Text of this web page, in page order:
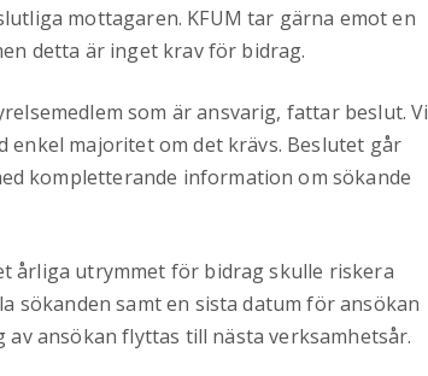
mottagaren. KFUM tar gärna emot en
detta är inget krav för bidrag.
som är ansvarig, fattar beslut. Vi
majoritet om det krävs. Beslutet går
kompletterande information om sökande
årliga utrymmet för bidrag skulle riskera
sökanden samt en sista datum för ansökan
ansökan flyttas till nästa verksamhetsår.